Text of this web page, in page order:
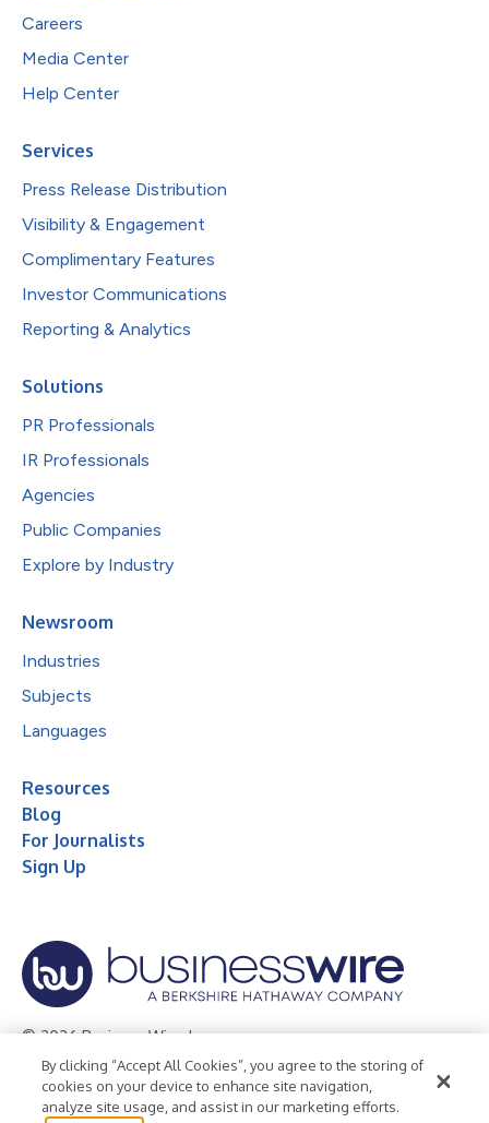
Careers
Media Center
Help Center
Services
Press Release Distribution
Visibility & Engagement
Complimentary Features
Investor Communications
Reporting & Analytics
Solutions
PR Professionals
IR Professionals
Agencies
Public Companies
Explore by Industry
Newsroom
Industries
Subjects
Languages
Resources
Blog
For Journalists
Sign Up
© 2026 Business Wire, Inc.
Privacy Policy Cookie Policy
Accessibility Statement
Terms of Use
Legal
By clicking “Accept All Cookies”, you agree to the storing of
cookies on your device to enhance site navigation,
analyze site usage, and assist in our marketing efforts.